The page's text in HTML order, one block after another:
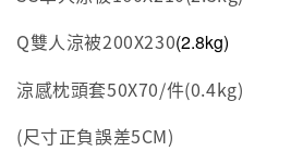
Q雙人涼被200X230(2.8kg)
涼感枕頭套50X70/件(0.4kg)
(尺寸正負誤差5CM)